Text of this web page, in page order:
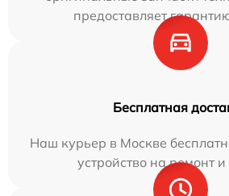
предоставляет
Бесплатная
Наш курьер в Москве
устройство на ремонт